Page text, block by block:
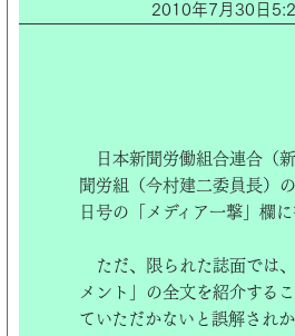
2010年7月30日
日本新聞労働組合連合（
聞労組（今村建二委員長）
日号の「メディア一撃」欄
ただ、限られた誌面では
メント」の全文を紹介する
ていただかないと誤解され